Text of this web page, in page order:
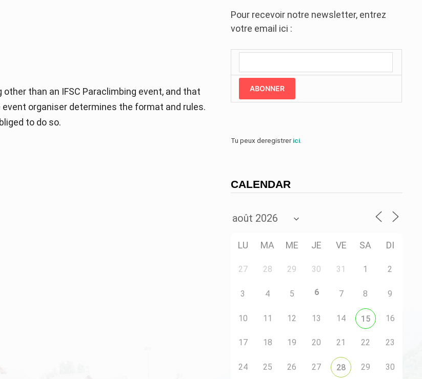
than an IFSC Paraclimbing event, and that
organiser determines the format and rules.
to do so.
Pour recevoir notre newsletter, entrez
votre email ici :
ABONNER
Tu peux deregistrerici.
CALENDAR
LU MA ME JE VE SA DI
27 28 29 30 31 1 2
3 4 5 6 7 8 9
10 11 12 13 14 15 16
17 18 19 20 21 22 23
24 25 26 27 28 29 30